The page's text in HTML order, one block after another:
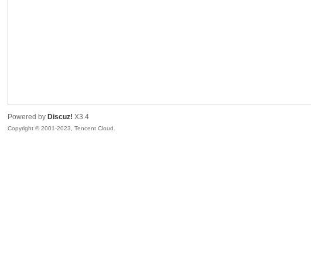
Powered by Discuz! X3.4
Copyright © 2001-2023, Tencent Cloud.